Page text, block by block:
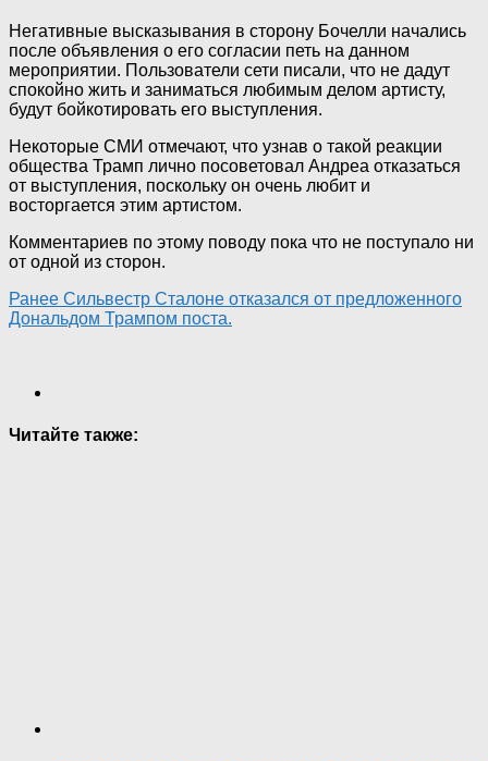
Негативные высказывания в сторону Бочелли начались
после объявления о его согласии петь на данном
мероприятии. Пользователи сети писали, что не дадут
спокойно жить и заниматься любимым делом артисту,
будут бойкотировать его выступления.
Некоторые СМИ отмечают, что узнав о такой реакции
общества Трамп лично посоветовал Андреа отказаться
от выступления, поскольку он очень любит и
восторгается этим артистом.
Комментариев по этому поводу пока что не поступало ни
от одной из сторон.
Ранее Сильвестр Сталоне отказался от предложенного
Дональдом Трампом поста.
Читайте также: